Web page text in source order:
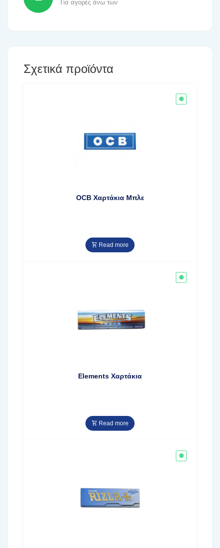
Για αγορές άνω των
Σχετικά προϊόντα
OCB Χαρτάκια Μπλε
Read more
Elements Χαρτάκια
Read more